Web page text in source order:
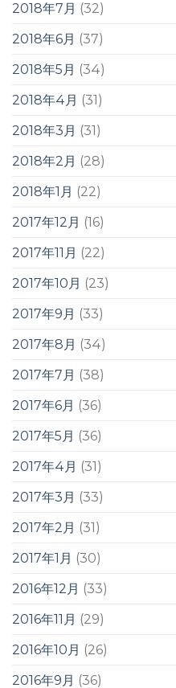
2018年7月 (32)
2018年6月 (37)
2018年5月 (34)
2018年4月 (31)
2018年3月 (31)
2018年2月 (28)
2018年1月 (22)
2017年12月 (16)
2017年11月 (22)
2017年10月 (23)
2017年9月 (33)
2017年8月 (34)
2017年7月 (38)
2017年6月 (36)
2017年5月 (36)
2017年4月 (31)
2017年3月 (33)
2017年2月 (31)
2017年1月 (30)
2016年12月 (33)
2016年11月 (29)
2016年10月 (26)
2016年9月 (36)